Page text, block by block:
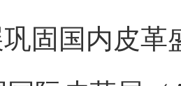
固国内皮革